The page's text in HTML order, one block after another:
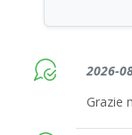
2026-
Grazie